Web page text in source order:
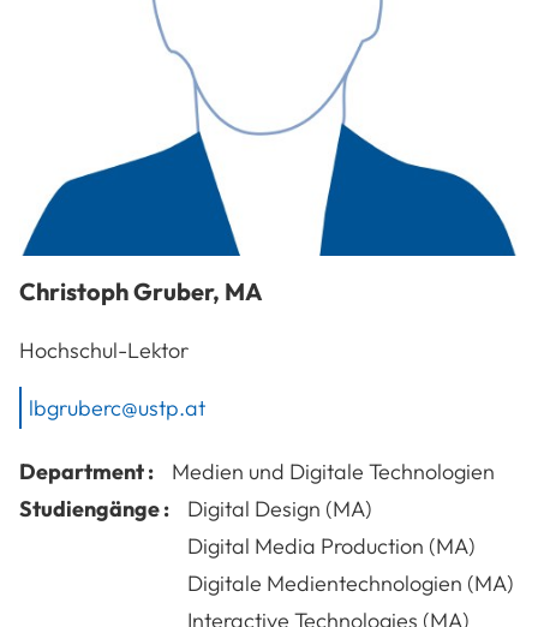
ChristophGruber, MA
Hochschul-Lektor
lbgruberc@ustp.at
Department :
Medien und Digitale Technologien
Studiengänge :
Digital Design (MA)
Digital Media Production (MA)
Digitale Medientechnologien (MA)
Interactive Technologies (MA)